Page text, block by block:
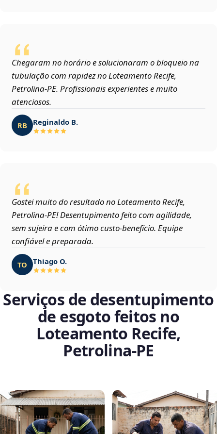
Chegaram no horário e solucionaram o bloqueio na
tubulação com rapidez no Loteamento Recife,
Petrolina‑PE. Profissionais experientes e muito
atenciosos.
RB Reginaldo B.
Gostei muito do resultado no Loteamento Recife,
Petrolina‑PE! Desentupimento feito com agilidade,
sem sujeira e com ótimo custo-benefício. Equipe
confiável e preparada.
TO Thiago O.
Serviços de desentupimento
de esgoto feitos no
Loteamento Recife,
Petrolina‑PE